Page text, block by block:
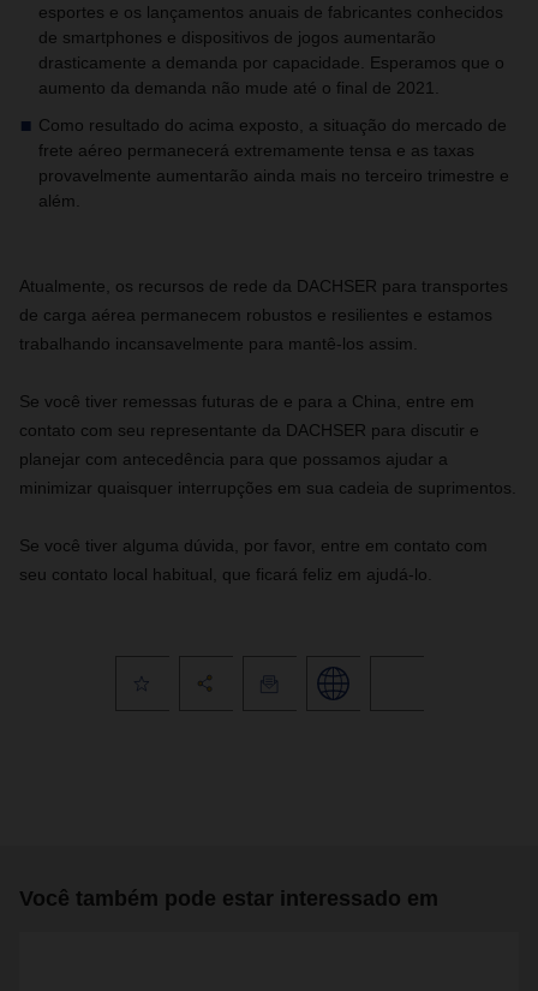
esportes e os lançamentos anuais de fabricantes conhecidos
de smartphones e dispositivos de jogos aumentarão
drasticamente a demanda por capacidade. Esperamos que o
aumento da demanda não mude até o final de 2021.
Como resultado do acima exposto, a situação do mercado de
frete aéreo permanecerá extremamente tensa e as taxas
provavelmente aumentarão ainda mais no terceiro trimestre e
além.
Atualmente, os recursos de rede da DACHSER para transportes
de carga aérea permanecem robustos e resilientes e estamos
trabalhando incansavelmente para mantê-los assim.
Se você tiver remessas futuras de e para a China, entre em
contato com seu representante da DACHSER para discutir e
planejar com antecedência para que possamos ajudar a
minimizar quaisquer interrupções em sua cadeia de suprimentos.
Se você tiver alguma dúvida, por favor, entre em contato com
seu contato local habitual, que ficará feliz em ajudá-lo.
Você também pode estar interessado em